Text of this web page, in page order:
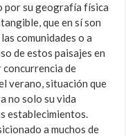
por su geografía física
que en sí son
comunidades o a
de estos paisajes en
de
verano, situación que
no solo su vida
establecimientos.
a muchos de